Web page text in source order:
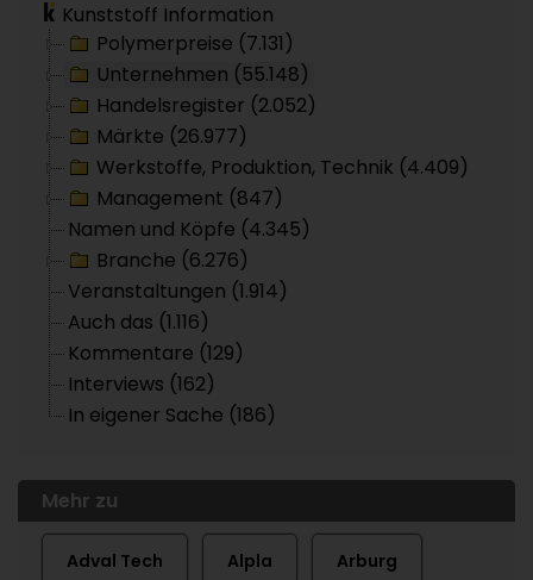
Kunststoff Information
Polymerpreise (7.131)
Unternehmen (55.148)
Handelsregister (2.052)
Märkte (26.977)
Werkstoffe, Produktion, Technik (4.409)
Management (847)
Namen und Köpfe (4.345)
Branche (6.276)
Veranstaltungen (1.914)
Auch das (1.116)
Kommentare (129)
Interviews (162)
In eigener Sache (186)
Mehr zu
Adval Tech Alpla Arburg